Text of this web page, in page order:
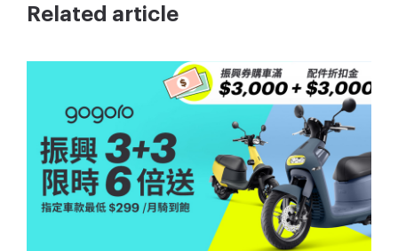
Related article